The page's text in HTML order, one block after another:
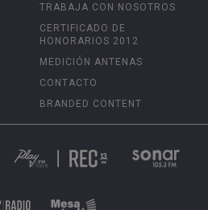
TRABAJA CON NOSOTROS
CERTIFICADO DE
HONORARIOS 2012
MEDICIÓN ANTENAS
CONTACTO
BRANDED CONTENT